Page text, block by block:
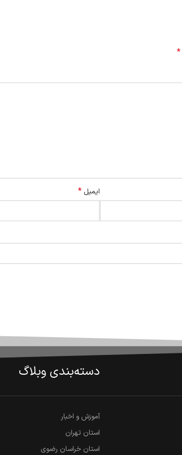
*
ایمیل *
دسته‌بندی وبلاگ
آموزش و اخبار
استان تهران
استان خراسان رضوی